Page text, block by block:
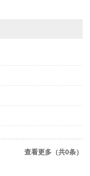
查看更多（共0条）